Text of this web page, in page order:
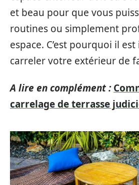
et beau pour que vous
routines ou simplement
espace. C’est pourquoi il
carreler votre extérieur de
A lire en complément :
carrelage de terrasse